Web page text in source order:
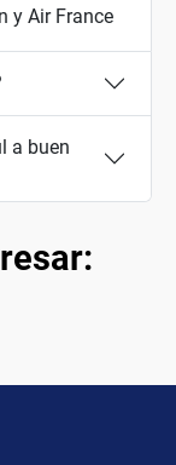
y Air France
a buen